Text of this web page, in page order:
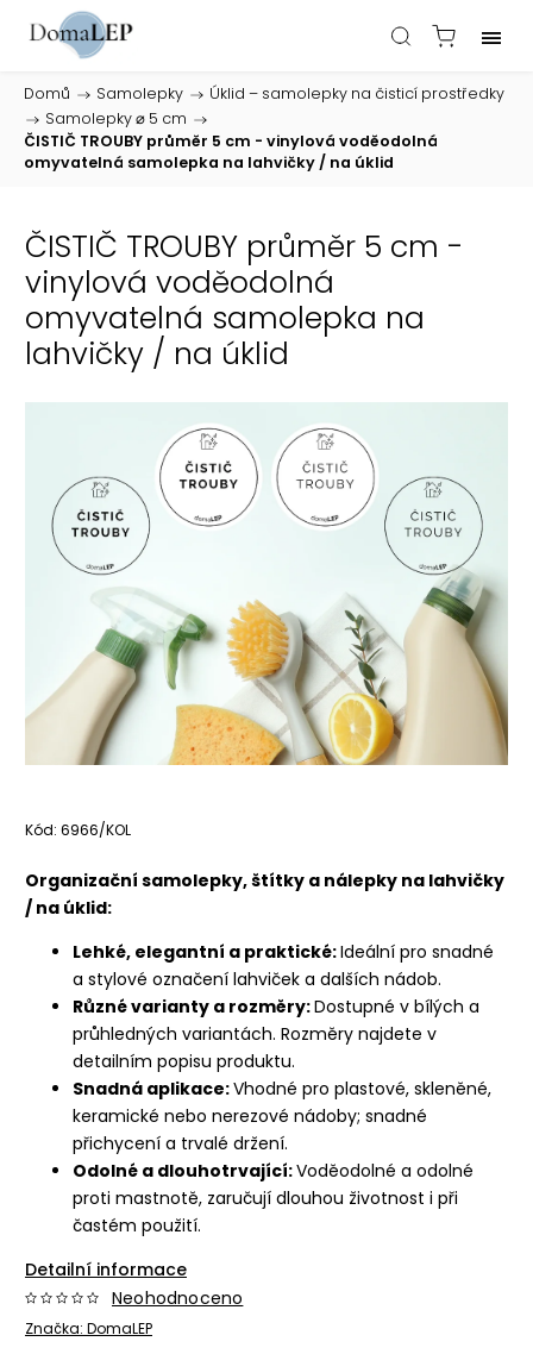
Domů / Samolepky /
Úklid – samolepky na čisticí prostředky
/
Samolepky ⌀ 5 cm /
ČISTIČ TROUBY průměr 5 cm - vinylová voděodolná
omyvatelná samolepka na lahvičky / na úklid
ČISTIČ TROUBY průměr 5 cm -
vinylová voděodolná
omyvatelná samolepka na
lahvičky / na úklid
Kód: 6966/KOL
Organizační samolepky, štítky a nálepky na lahvičky
/ na úklid:
Lehké, elegantní a praktické:Ideální pro snadné
a stylové označení lahviček a dalších nádob.
Různé varianty a rozměry:Dostupné v bílých a
průhledných variantách. Rozměry najdete v
detailním popisu produktu.
Snadná aplikace:Vhodné pro plastové, skleněné,
keramické nebo nerezové nádoby; snadné
přichycení a trvalé držení.
Odolné a dlouhotrvající:Voděodolné a odolné
proti mastnotě, zaručují dlouhou životnost i při
častém použití.
Detailní informace
Značka: DomaLEP
Neohodnoceno